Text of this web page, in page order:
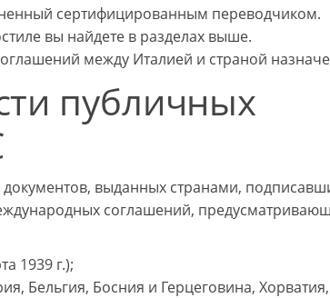
сертифицированным переводчиком.
вы найдете в разделах выше.
между Италией и страной
публичных
выданных странами,
соглашений,
1939 г.);
Бельгия, Босния и Герцеговина,